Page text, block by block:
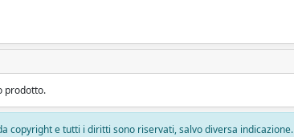
prodotto.
copyright e tutti i diritti sono riservati, salvo diversa indicazione.